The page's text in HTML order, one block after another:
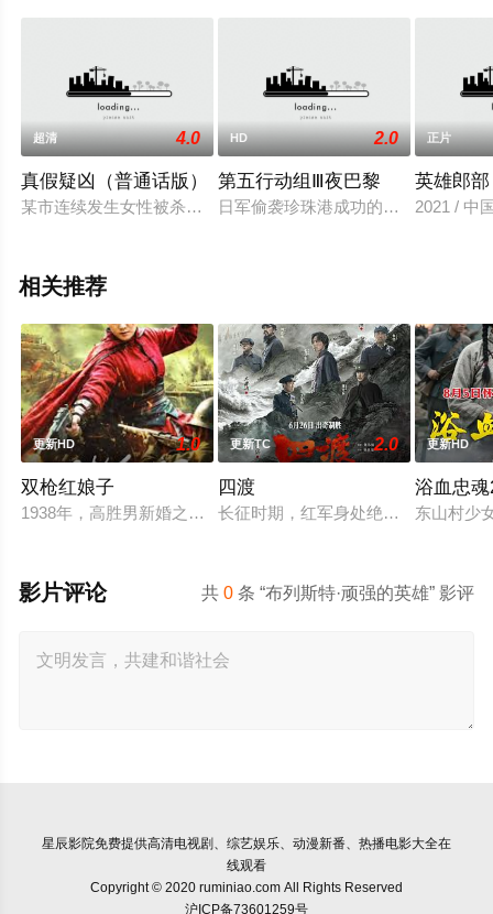
超清 4.0
真假疑凶（普通话版）
某市连续发生女性被杀的案件，负责调查此案的米歇尔大为头
HD 2.0
第五行动组Ⅲ夜巴黎
日军偷袭珍珠港成功的消息传到上
正片
英雄郎部
2021 / 中
相关推荐
更新HD 1.0
双枪红娘子
1938年，高胜男新婚之日，丈夫被日军残害，父辈亦遭屠戮。
更新TC 2.0
四渡
长征时期，红军身处绝境。四渡赤水
更新HD
浴血忠魂
东山村少
共0 条 “布列斯特·顽强的英雄” 影评
影片评论
星辰影院免费提供高清电视剧、综艺娱乐、动漫新番、热播电影大全在
线观看
Copyright © 2020 ruminiao.com All Rights Reserved
沪ICP备73601259号